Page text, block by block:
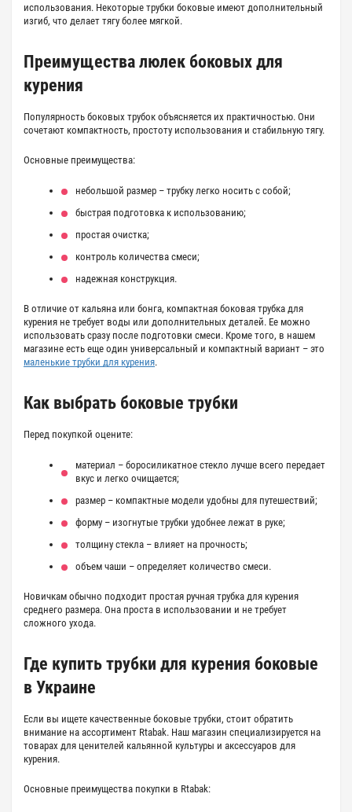
использования. Некоторые трубки боковые имеют дополнительный
изгиб, что делает тягу более мягкой.
Преимущества люлек боковых для
курения
Популярность боковых трубок объясняется их практичностью. Они
сочетают компактность, простоту использования и стабильную тягу.
Основные преимущества:
небольшой размер – трубку легко носить с собой;
быстрая подготовка к использованию;
простая очистка;
контроль количества смеси;
надежная конструкция.
В отличие от кальяна или бонга, компактная боковая трубка для
курения не требует воды или дополнительных деталей. Ее можно
использовать сразу после подготовки смеси. Кроме того, в нашем
магазине есть еще один универсальный и компактный вариант – это
маленькие трубки для курения.
Как выбрать боковые трубки
Перед покупкой оцените:
материал – боросиликатное стекло лучше всего передает
вкус и легко очищается;
размер – компактные модели удобны для путешествий;
форму – изогнутые трубки удобнее лежат в руке;
толщину стекла – влияет на прочность;
объем чаши – определяет количество смеси.
Новичкам обычно подходит простая ручная трубка для курения
среднего размера. Она проста в использовании и не требует
сложного ухода.
Где купить трубки для курения боковые
в Украине
Если вы ищете качественные боковые трубки, стоит обратить
внимание на ассортимент Rtabak. Наш магазин специализируется на
товарах для ценителей кальянной культуры и аксессуаров для
курения.
Основные преимущества покупки в Rtabak: